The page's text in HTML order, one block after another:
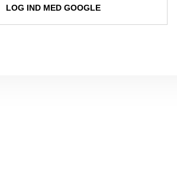
LOG IND MED GOOGLE